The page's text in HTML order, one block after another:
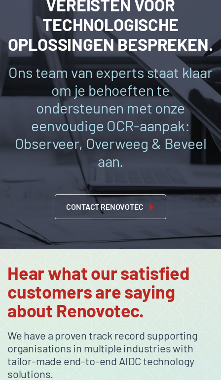
VEREISTEN VOOR
TECHNOLOGISCHE
OPLOSSINGEN BESPREKEN.
Ons team van experts staat klaar
om je behoeften te
ondersteunen met onze
eenvoudige OCR-aanpak:
Observeer, Overweeg & Beveel
aan.
CONTACT RENOVOTEC
Hear what our satisfied
customers are saying
about Renovotec.
We have a proven track record supporting
organisations in multiple industries with
tailor-made end-to-end AIDC technology
solutions.